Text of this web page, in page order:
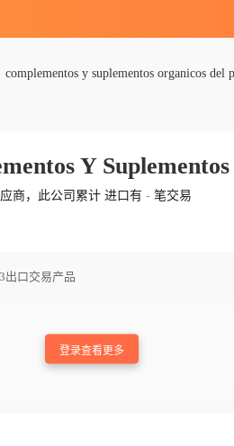
complementos y suplementos organicos del
商，此公司累计 进口有 -笔交易
出口交易产品
登录查看更多